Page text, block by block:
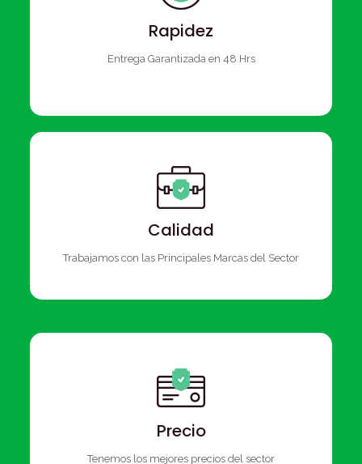
Rapidez
Entrega Garantizada en 48 Hrs
Calidad
Trabajamos con las Principales Marcas del Sector
Precio
Tenemos los mejores precios del sector